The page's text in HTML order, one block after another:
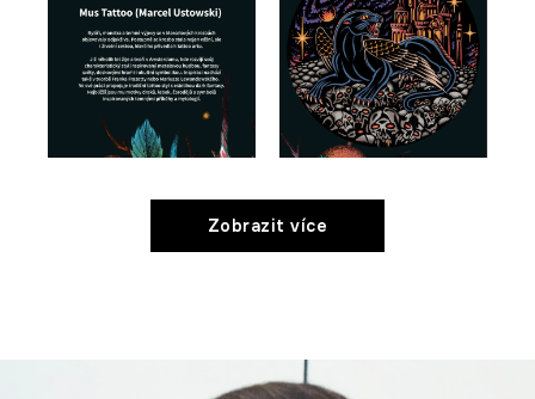
Zobrazit více